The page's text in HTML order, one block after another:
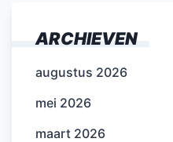
ARCHIEVEN
augustus 2026
mei 2026
maart 2026